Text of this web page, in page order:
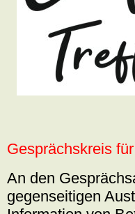
Gesprächskreis
An den
gegenseitigen